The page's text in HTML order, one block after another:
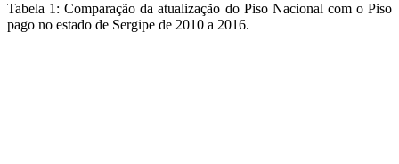
Tabela 1: Comparação da atualização do Piso Nacional com o Piso
pago no estado de Sergipe de 2010 a 2016.